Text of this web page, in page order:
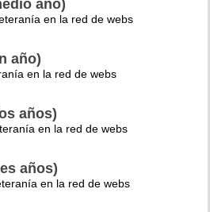
año)
en la red de webs
año)
en la red de webs
años)
en la red de webs
años)
en la red de webs